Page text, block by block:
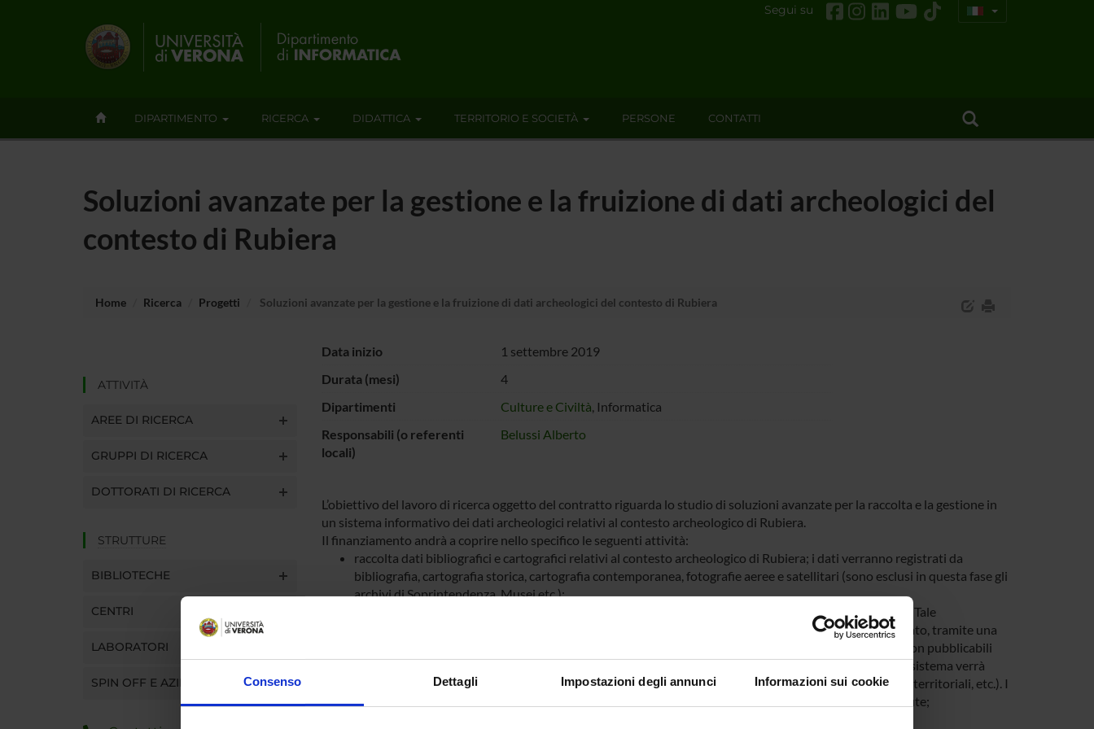
Consenso Dettagli Impostazioni degli annunci Informazioni sui cookie
Segui su
DIPARTIMENTO RICERCA DIDATTICA TERRITORIO E SOCIETÀ PERSONE CONTATTI
Soluzioni avanzate per la gestione e la fruizione di dati archeologici del
contesto di Rubiera
Home Ricerca Progetti Soluzioni avanzate per la gestione e la fruizione di dati archeologici del contesto di Rubiera
ATTIVITÀ
AREE DI RICERCA
GRUPPI DI RICERCA
DOTTORATI DI RICERCA
STRUTTURE
BIBLIOTECHE
CENTRI
LABORATORI
SPIN OFF E AZIENDE
Data inizio
1 settembre 2019
Durata (mesi)
4
Dipartimenti
Culture e Civiltà, Informatica
Responsabili (o referenti
locali)
Belussi Alberto
L’obiettivo del lavoro di ricerca oggetto del contratto riguarda lo studio di soluzioni avanzate per la raccolta e la gestione in
un sistema informativo dei dati archeologici relativi al contesto archeologico di Rubiera.
Il finanziamento andrà a coprire nello specifico le seguenti attività:
raccolta dati bibliografici e cartografici relativi al contesto archeologico di Rubiera; i dati verranno registrati da
bibliografia, cartografia storica, cartografia contemporanea, fotografie aeree e satellitari (sono esclusi in questa fase gli
archivi di Soprintendenza, Musei etc.);
creazione di un Sistema Informativo Territoriale, fruibile on line, su cui caricare e gestire i dati raccolti. Tale
infrastruttura informatica si rende necessaria sia per rendere pubblico lo studio del territorio effettuato, tramite una
connessione liberamente fruibile, sia per condividere all’interno del gruppo di ricerca eventuali dati non pubblicabili
(cioè vincolati da GDPR, diritto d'autore, necessità di tutela), tramite una connessione riservata. Tale sistema verrà
implementato secondo gli standard internazionali (CIDOC-CRM per l’archeologia, INSPIRE per i dati territoriali, etc.). I
vocabolari utilizzati per le classificazioni si rifaranno al vocabolario Linked open data del Getty Institute;